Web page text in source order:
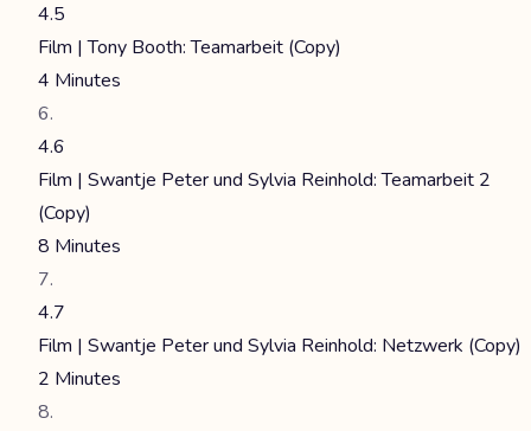
4.5
Film | Tony Booth: Teamarbeit (Copy)
4 Minutes
4.6
Film | Swantje Peter und Sylvia Reinhold: Teamarbeit 2
(Copy)
8 Minutes
4.7
Film | Swantje Peter und Sylvia Reinhold: Netzwerk (Copy)
2 Minutes